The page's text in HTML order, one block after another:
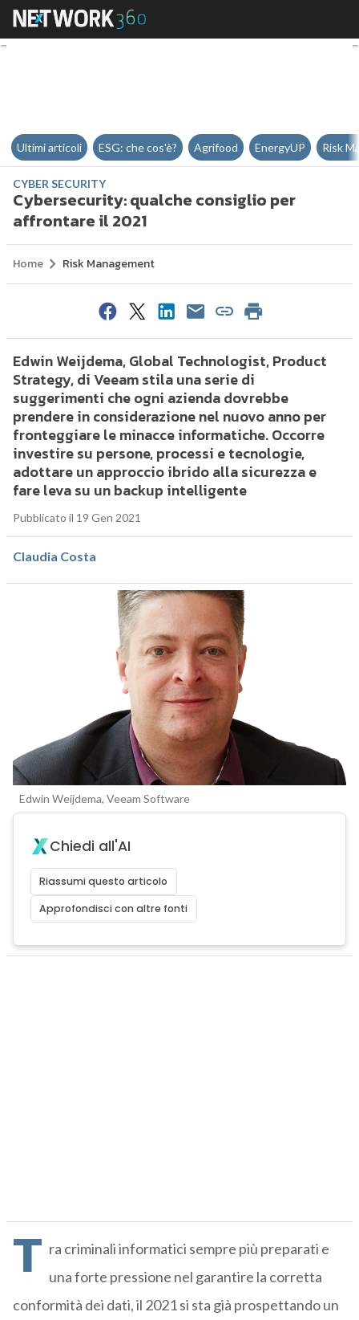
Cybersecurity: qualche
Ultimi articoli ESG: che cos'è? Agrifood EnergyUP Risk
CYBER SECURITY
Cybersecurity: qualche consiglio per
affrontare il 2021
Home Risk Management
Edwin Weijdema, Global Technologist, Product
Strategy, di Veeam stila una serie di
suggerimenti che ogni azienda dovrebbe
prendere in considerazione nel nuovo anno per
fronteggiare le minacce informatiche. Occorre
investire su persone, processi e tecnologie,
adottare un approccio ibrido alla sicurezza e
fare leva su un backup intelligente
Pubblicato il 19 Gen 2021
Claudia Costa
Edwin Weijdema, Veeam Software
Chiedi all'AI
Riassumi questo articolo
Approfondisci con altre fonti
T ra criminali informatici sempre più preparati e
una forte pressione nel garantire la corretta
conformità dei dati, il 2021 si sta già prospettando un